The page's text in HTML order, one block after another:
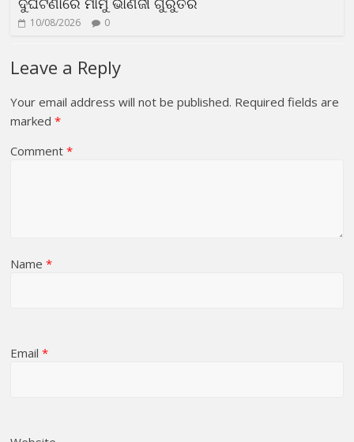
10/08/2026 0
Leave a Reply
Your email address will not be published. Required fields are
marked*
Comment*
Name*
Email*